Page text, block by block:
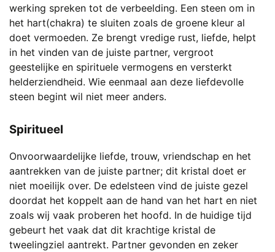
werking spreken tot de verbeelding. Een steen om in
het hart(chakra) te sluiten zoals de groene kleur al
doet vermoeden. Ze brengt vredige rust, liefde, helpt
in het vinden van de juiste partner, vergroot
geestelijke en spirituele vermogens en versterkt
helderziendheid. Wie eenmaal aan deze liefdevolle
steen begint wil niet meer anders.
Spiritueel
Onvoorwaardelijke liefde, trouw, vriendschap en het
aantrekken van de juiste partner; dit kristal doet er
niet moeilijk over. De edelsteen vind de juiste gezel
doordat het koppelt aan de hand van het hart en niet
zoals wij vaak proberen het hoofd. In de huidige tijd
gebeurt het vaak dat dit krachtige kristal de
tweelingziel aantrekt. Partner gevonden en zeker